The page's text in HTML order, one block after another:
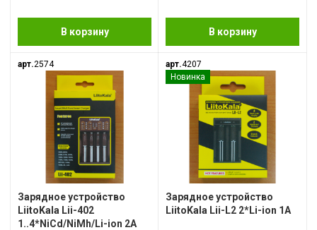
В корзину В корзину
арт.2574
Зарядное устройство
LiitoKala Lii-402
1..4*NiCd/NiMh/Li-ion 2A
арт.4207
Новинка
Зарядное устройство
LiitoKala Lii-L2 2*Li-ion 1A